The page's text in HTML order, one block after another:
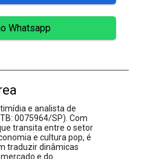
Whatsapp
e analista de
0075964/SP). Com
transita entre o setor
e cultura pop, é
traduzir dinâmicas
e do